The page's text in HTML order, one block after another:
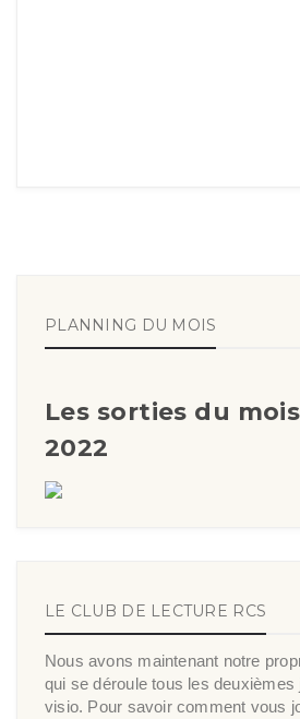
PLANNING DU MOIS
Les sorties du
2022
LE CLUB DE LECTURE RCS
Nous avons maintenant notre
qui se déroule tous les
visio. Pour savoir comment vous